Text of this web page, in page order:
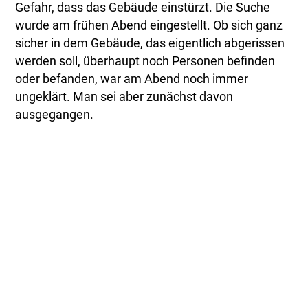
Gefahr, dass das Gebäude einstürzt. Die Suche
wurde am frühen Abend eingestellt. Ob sich ganz
sicher in dem Gebäude, das eigentlich abgerissen
werden soll, überhaupt noch Personen befinden
oder befanden, war am Abend noch immer
ungeklärt. Man sei aber zunächst davon
ausgegangen.